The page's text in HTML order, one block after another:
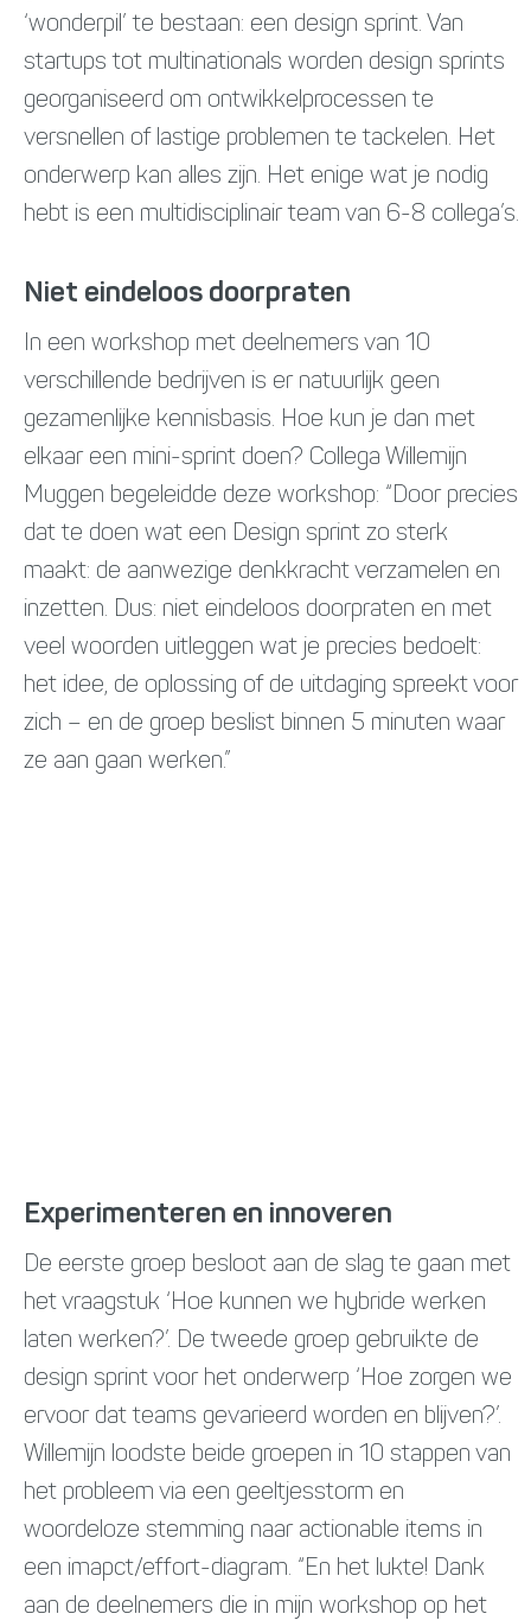
‘wonderpil’ te bestaan: een design sprint. Van
startups tot multinationals worden design sprints
georganiseerd om ontwikkelprocessen te
versnellen of lastige problemen te tackelen. Het
onderwerp kan alles zijn. Het enige wat je nodig
hebt is een multidisciplinair team van 6-8 collega’s.
Niet eindeloos doorpraten
In een workshop met deelnemers van 10
verschillende bedrijven is er natuurlijk geen
gezamenlijke kennisbasis. Hoe kun je dan met
elkaar een mini-sprint doen? Collega Willemijn
Muggen begeleidde deze workshop: “Door precies
dat te doen wat een Design sprint zo sterk
maakt: de aanwezige denkkracht verzamelen en
inzetten. Dus: niet eindeloos doorpraten en met
veel woorden uitleggen wat je precies bedoelt:
het idee, de oplossing of de uitdaging spreekt voor
zich – en de groep beslist binnen 5 minuten waar
ze aan gaan werken.”
Experimenteren en innoveren
De eerste groep besloot aan de slag te gaan met
het vraagstuk ‘Hoe kunnen we hybride werken
laten werken?’. De tweede groep gebruikte de
design sprint voor het onderwerp ‘Hoe zorgen we
ervoor dat teams gevarieerd worden en blijven?’.
Willemijn loodste beide groepen in 10 stappen van
het probleem via een geeltjesstorm en
woordeloze stemming naar actionable items in
een imapct/effort-diagram. “En het lukte! Dank
aan de deelnemers die in mijn workshop op het